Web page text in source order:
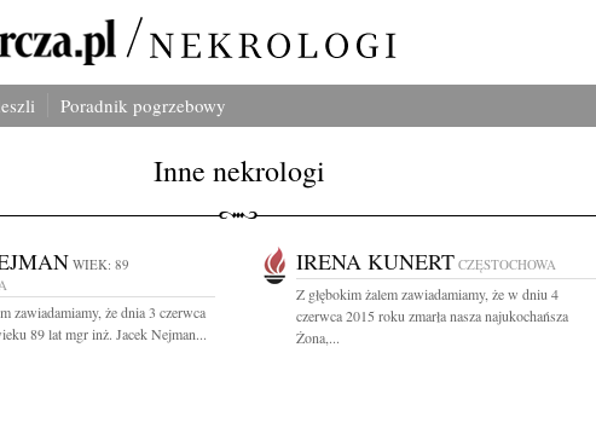
Poradnik pogrzebowy
Inne nekrologi
WIEK: 89
zawiadamiamy, że dnia 3 czerwca
89 lat mgr inż. Jacek Nejman...
IRENA KUNERT CZĘSTOCHOWA
Z głębokim żalem zawiadamiamy, że w dniu 4
czerwca 2015 roku zmarła nasza najukochańsza
Żona,...